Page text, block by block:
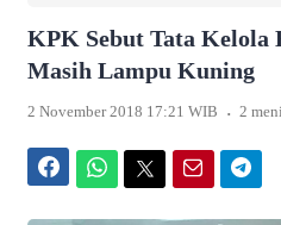
KPK Sebut Tata Kelola
Masih Lampu Kuning
2 November 2018 17:21 WIB . 2